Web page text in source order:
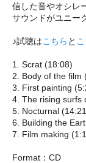
信した音やオシレ
サウンドがユニー
♪試聴はこちら と
1. Scrat (18:08)
2. Body of the film
3. First painting
4. The rising surfs
5. Nocturnal
6. Building the
7. Film making
Format：CD